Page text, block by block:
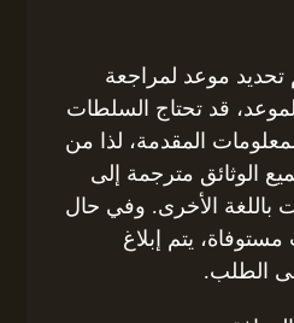
تحديد موعد لمراجعة
قد تحتاج السلطات
المقدمة، لذا من
الوثائق مترجمة إلى
باللغة الأخرى. وفي حال
يتم إبلاغ
الطلب.